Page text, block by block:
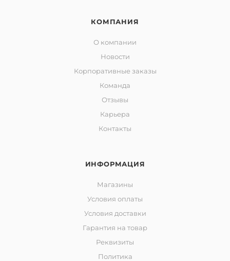
КОМПАНИЯ
О компании
Новости
Корпоративные заказы
Команда
Отзывы
Карьера
Контакты
ИНФОРМАЦИЯ
Магазины
Условия оплаты
Условия доставки
Гарантия на товар
Реквизиты
Политика